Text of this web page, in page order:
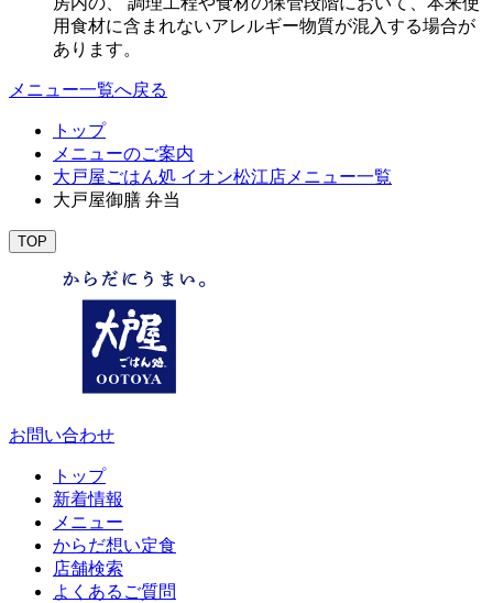
用食材に含まれないアレルギー物質が混入する場合が
あります。
メニュー一覧へ戻る
トップ
メニューのご案内
大戸屋ごはん処 イオン松江店メニュー一覧
大戸屋御膳 弁当
TOP
お問い合わせ
トップ
新着情報
メニュー
からだ想い定食
店舗検索
よくあるご質問